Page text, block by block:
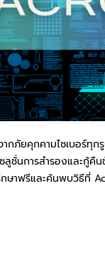
ภัยคุกคามไซเบอร์ทุก
ลูชั่นการสำรองและกู้
กษาฟรีและค้นพบวิธี